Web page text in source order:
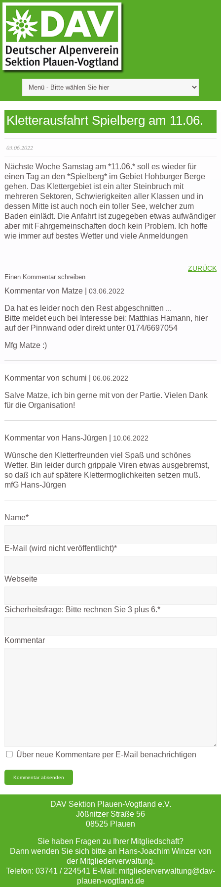
Kletterausfahrt Spielberg am 11.06.
03.06.2022
Nächste Woche Samstag am *11.06.* soll es wieder für
einen Tag an den *Spielberg* im Gebiet Hohburger Berge
gehen. Das Klettergebiet ist ein alter Steinbruch mit
mehreren Sektoren, Schwierigkeiten aller Klassen und in
dessen Mitte ist auch noch ein toller See, welcher zum
Baden einlädt. Die Anfahrt ist zugegeben etwas aufwändiger
aber mit Fahrgemeinschaften doch kein Problem. Ich hoffe
wie immer auf bestes Wetter und viele Anmeldungen
ZURÜCK
Einen Kommentar schreiben
Kommentar von Matze | 03.06.2022
Da hat es leider noch den Rest abgeschnitten ...
Bitte meldet euch bei Interesse bei: Matthias Hamann, hier
auf der Pinnwand oder direkt unter 0174/6697054
Mfg Matze :)
Kommentar von schumi | 06.06.2022
Salve Matze, ich bin gerne mit von der Partie. Vielen Dank
für die Organisation!
Kommentar von Hans-Jürgen | 10.06.2022
Wünsche den Kletterfreunden viel Spaß und schönes
Wetter. Bin leider durch grippale Viren etwas ausgebremst,
so daß ich auf spätere Klettermoglichkeiten setzen muß.
mfG Hans-Jürgen
Name*
E-Mail (wird nicht veröffentlicht)*
Webseite
Sicherheitsfrage: Bitte rechnen Sie 3 plus 6.*
Kommentar
Über neue Kommentare per E-Mail benachrichtigen
DAV Sektion Plauen-Vogtland e.V.
Jößnitzer Straße 56
08525 Plauen
Sie haben Fragen zu Ihrer Mitgliedschaft?
Dann wenden Sie sich bitte an Hans-Joachim Winzer von
der Mitgliederverwaltung.
Telefon: 03741 / 224541 E-Mail: mitgliederverwaltung@dav-
plauen-vogtland.de